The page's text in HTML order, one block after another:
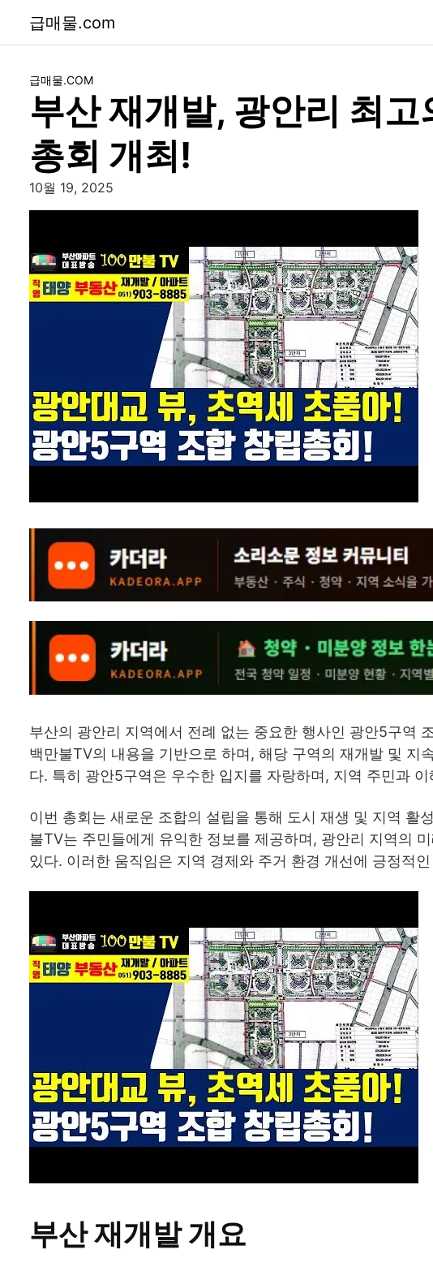
급매물.com
급매물.COM
부산 재개발, 광안리 최
총회 개최!
10월 19, 2025
부산의 광안리 지역에서 전례 없는 중요한 행사인 광안5구역
백만불TV의 내용을 기반으로 하며, 해당 구역의 재개발 및 지
다. 특히 광안5구역은 우수한 입지를 자랑하며, 지역 주민과
이번 총회는 새로운 조합의 설립을 통해 도시 재생 및 지역 활
불TV는 주민들에게 유익한 정보를 제공하며, 광안리 지역의
있다. 이러한 움직임은 지역 경제와 주거 환경 개선에 긍정적
부산 재개발 개요